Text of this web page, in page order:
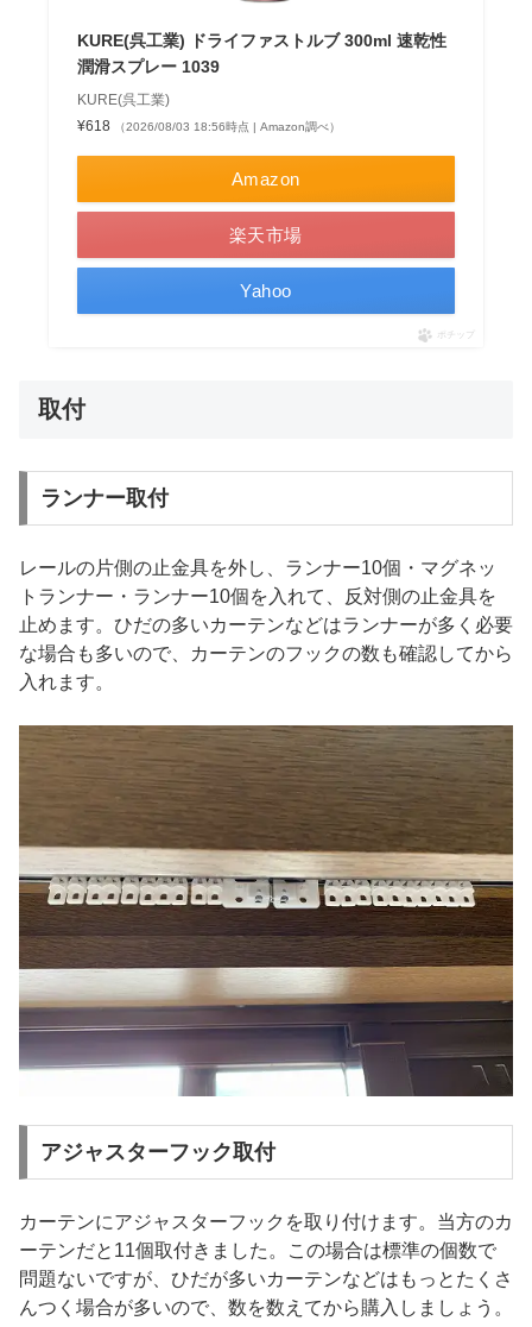
KURE(呉工業) ドライファストルブ 300ml 速乾性
潤滑スプレー 1039
KURE(呉工業)
¥618
（2026/08/03 18:56時点 | Amazon調べ）
Amazon
楽天市場
Yahoo
ポチップ
取付
ランナー取付
レールの片側の止金具を外し、ランナー10個・マグネッ
トランナー・ランナー10個を入れて、反対側の止金具を
止めます。ひだの多いカーテンなどはランナーが多く必要
な場合も多いので、カーテンのフックの数も確認してから
入れます。
アジャスターフック取付
カーテンにアジャスターフックを取り付けます。当方のカ
ーテンだと11個取付きました。この場合は標準の個数で
問題ないですが、ひだが多いカーテンなどはもっとたくさ
んつく場合が多いので、数を数えてから購入しましょう。